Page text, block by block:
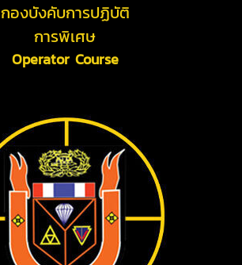
กองบังคับการปฏิบัติ
การพิเศษ
Operator Course